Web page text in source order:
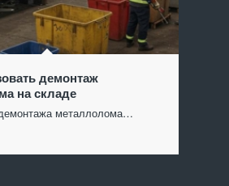
демонтаж
на складе
металлолома…